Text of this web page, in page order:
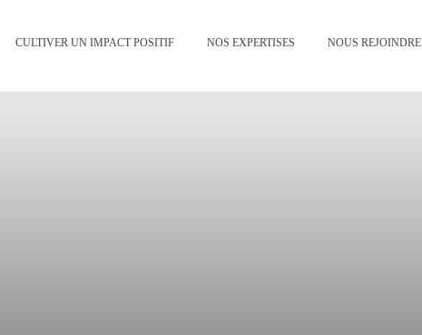
CULTIVER UN IMPACT POSITIF NOS EXPERTISES NOUS REJOINDRE